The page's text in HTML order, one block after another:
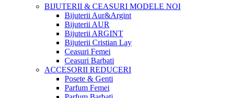
BIJUTERII & CEASURI MODELE NOI
Bijuterii Aur&Argint
Bijuterii AUR
Bijuterii ARGINT
Bijuterii Cristian Lay
Ceasuri Femei
Ceasuri Barbati
ACCESORII REDUCERI
Posete & Genti
Parfum Femei